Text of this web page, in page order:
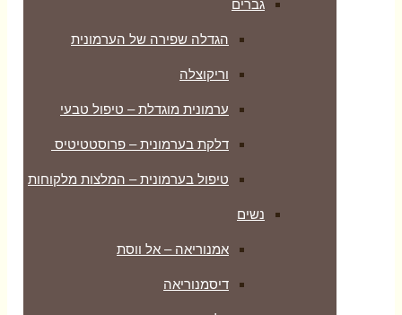
גברים
הגדלה שפירה של הערמונית
וריקוצלה
ערמונית מוגדלת – טיפול טבעי
דלקת בערמונית – פרוסטטיטיס
טיפול בערמונית – המלצות מלקוחות
נשים
אמנוריאה – אל ווסת
דיסמנוריאה